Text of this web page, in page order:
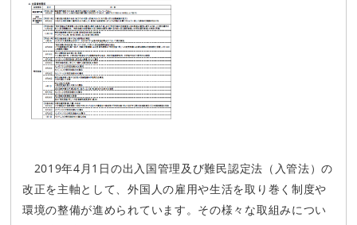
2019年4月1日の出入国管理及び難民認定法（入管法）の
改正を主軸として、外国人の雇用や生活を取り巻く制度や
環境の整備が進められています。その様々な取組みについ